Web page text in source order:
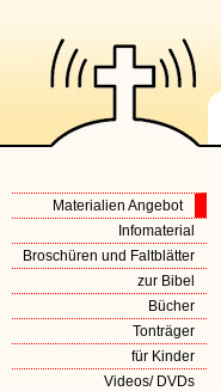
Materialien Angebot
Infomaterial
Broschüren und Faltblätter
zur Bibel
Bücher
Tonträger
für Kinder
Videos/ DVDs